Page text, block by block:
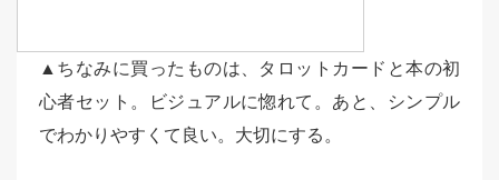
▲ちなみに買ったものは、タロットカードと本の初
心者セット。ビジュアルに惚れて。あと、シンプル
でわかりやすくて良い。大切にする。